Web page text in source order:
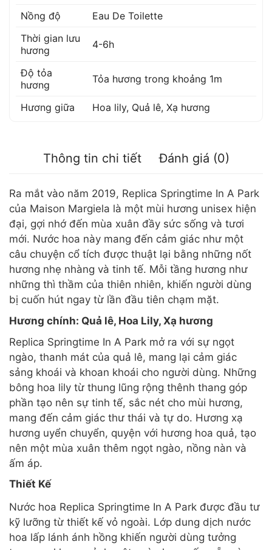
Nồng độ
Eau De Toilette
Thời gian lưu
hương
4-6h
Độ tỏa
hương
Tỏa hương trong khoảng 1m
Hương giữa Hoa lily, Quả lê, Xạ hương
Thông tin chi tiết Đánh giá (0)
Ra mắt vào năm 2019, Replica Springtime In A Park
của Maison Margiela là một mùi hương unisex hiện
đại, gợi nhớ đến mùa xuân đầy sức sống và tươi
mới. Nước hoa này mang đến cảm giác như một
câu chuyện cổ tích được thuật lại bằng những nốt
hương nhẹ nhàng và tinh tế. Mỗi tầng hương như
những thì thầm của thiên nhiên, khiến người dùng
bị cuốn hút ngay từ lần đầu tiên chạm mặt.
Hương chính: Quả lê, Hoa Lily, Xạ hương
Replica Springtime In A Park mở ra với sự ngọt
ngào, thanh mát của quả lê, mang lại cảm giác
sảng khoái và khoan khoái cho người dùng. Những
bông hoa lily từ thung lũng rộng thênh thang góp
phần tạo nên sự tinh tế, sắc nét cho mùi hương,
mang đến cảm giác thư thái và tự do. Hương xạ
hương uyển chuyển, quyện với hương hoa quả, tạo
nên một mùa xuân thêm ngọt ngào, nồng nàn và
ấm áp.
Thiết Kế
Nước hoa Replica Springtime In A Park được đầu tư
kỹ lưỡng từ thiết kế vỏ ngoài. Lớp dung dịch nước
hoa lấp lánh ánh hồng khiến người dùng tưởng